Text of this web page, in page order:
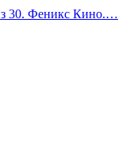
30. Феникс Кино.…